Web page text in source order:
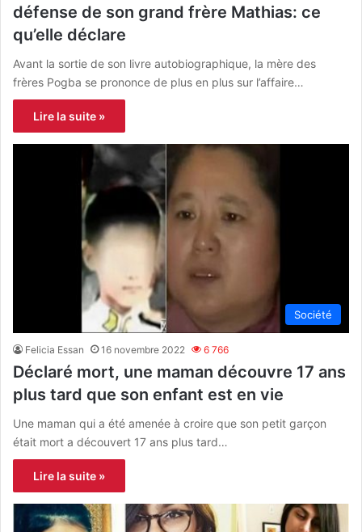
défense de son grand frère Mathias: ce
qu’elle déclare
Avant la sortie de son livre autobiographique, la mère des
frères Pogba se prononce de plus en plus sur l’affaire…
Lire la suite »
Société
Felicia Essan 16 novembre 2022 6 766
Déclaré mort, une maman découvre 17 ans
plus tard que son enfant est en vie
Une maman qui a été amenée à croire que son petit garçon
était mort a découvert 17 ans plus tard…
Lire la suite »